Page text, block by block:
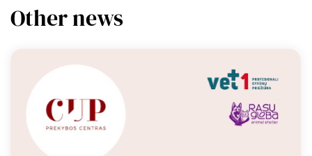
Other news